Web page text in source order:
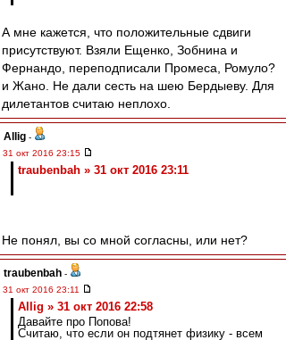
А мне кажется, что положительные сдвиги
присутствуют. Взяли Ещенко, Зобнина и
Фернандо, переподписали Промеса, Ромуло?
и Жано. Не дали сесть на шею Бердыеву. Для
дилетантов считаю неплохо.
Allig -
31 окт 2016 23:15
traubenbah » 31 окт 2016 23:11
Не понял, вы со мной согласны, или нет?
traubenbah -
31 окт 2016 23:11
Allig » 31 окт 2016 22:58
Давайте про Попова!
Считаю, что если он подтянет физику - всем